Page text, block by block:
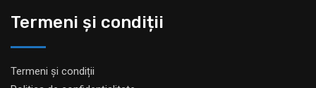
Termeni și condiții
Termeni și condiții